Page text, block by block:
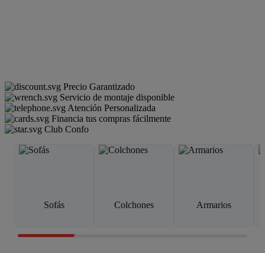
Precio Garantizado
Servicio de montaje disponible
Atención Personalizada
Financia tus compras fácilmente
Club Confo
Sofás Colchones Armarios